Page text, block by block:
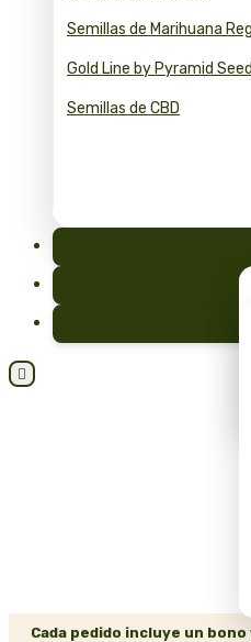
Semillas de Marihuana
Gold Line by Pyramid
Semillas de CBD

Cada pedido incluye un